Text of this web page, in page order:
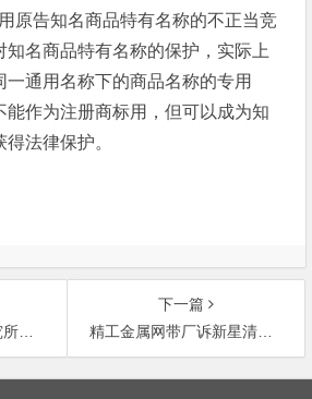
原告知名商品特有名称的不正当竞
知名商品特有名称的保护，实际上
一通用名称下的商品名称的专用
能作为注册商标用，但可以成为知
法律保护。
侵权案
下一篇
精工金属网带厂诉新星清洗机厂在电话号簿上冒用其名称不正当竞争案